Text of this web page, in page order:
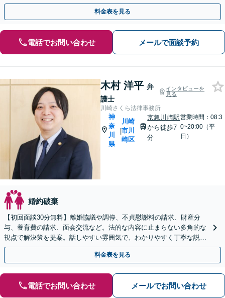
あなたの人生の再スタートを全力で後押しします。
料金表を見る
電話でお問い合わせ メールで面談予約
木村 洋平 弁
護士
インタビューを
見る
川崎さくら法律事務所
神
奈
川
県
|
川崎
市川
崎区
京急川崎駅
から徒歩7
分
営業時間：08:3
0~20:00（平
日）
婚約破棄
【初回面談30分無料】離婚協議や調停、不貞慰謝料の請求、財産分
与、養育費の請求、面会交流など。法的な内容に止まらない多角的な
視点で解決策を提案。話しやすい雰囲気で、わかりやすく丁寧な説明
を心がけます【休日・夜間面談OK】【お子さま連れOK】
料金表を見る
電話でお問い合わせ メールでお問い合わせ